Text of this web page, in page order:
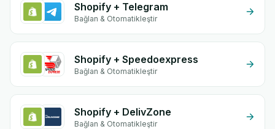
Shopify + Telegram
Bağlan & Otomatikleştir
Shopify + Speedoexpress
Bağlan & Otomatikleştir
Shopify + DelivZone
Bağlan & Otomatikleştir